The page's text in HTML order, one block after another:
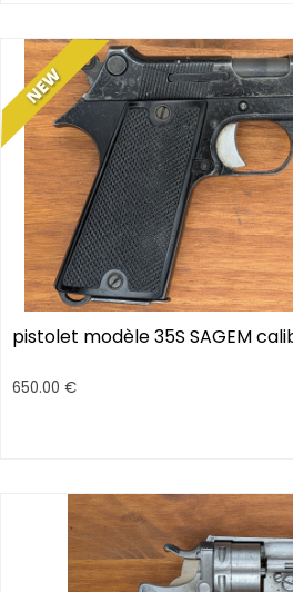
pistolet modèle 35S SAGEM
650.00 €